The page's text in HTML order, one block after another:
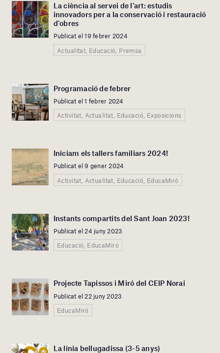
La ciència al servei de l’art: estudis
innovadors per a la conservació i restauració
d’obres
Publicat el 19 febrer 2024
Actualitat, Educació, Premsa
Programació de febrer
Publicat el 1 febrer 2024
Activitat, Actualitat, Educació, Exposicions
Iniciam els tallers familiars 2024!
Publicat el 9 gener 2024
Activitat, Actualitat, Educació, EducaMiró
Instants compartits del Sant Joan 2023!
Publicat el 24 juny 2023
Educació, EducaMiró
Projecte Tapissos i Miró del CEIP Norai
Publicat el 22 juny 2023
EducaMiró
La línia bellugadissa (3-5 anys)